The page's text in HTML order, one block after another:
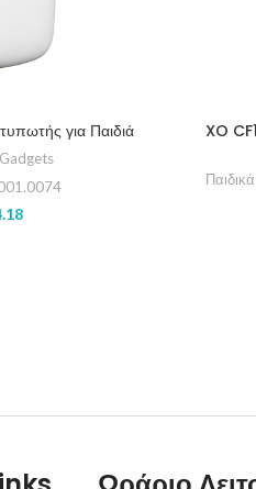
για Παιδιά
XO